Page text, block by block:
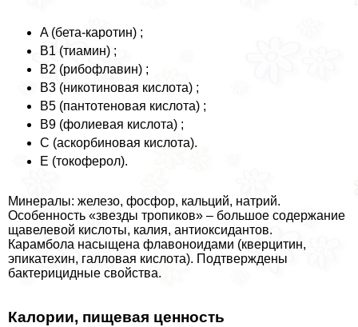
A (бета-каротин) ;
В1 (тиамин) ;
В2 (рибофлавин) ;
В3 (никотиновая кислота) ;
В5 (пантотеновая кислота) ;
В9 (фолиевая кислота) ;
С (аскорбиновая кислота).
Е (токоферол).
Минералы: железо, фосфор, кальций, натрий.
Особенность «звезды тропиков» – большое содержание
щавелевой кислоты, калия, антиоксидантов.
Карамбола насыщена флавоноидами (кверцитин,
эпикатехин, галловая кислота). Подтверждены
бактерицидные свойства.
Калории, пищевая ценность